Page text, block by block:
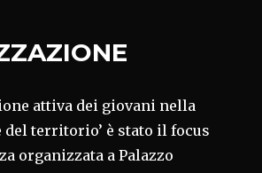
attiva dei giovani nella
territorio’ è stato il focus
organizzata a Palazzo